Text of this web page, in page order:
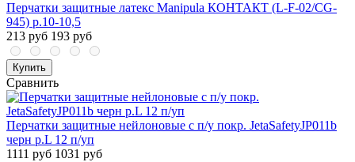
Перчатки защитные латекс Manipula КОНТАКТ (L-F-02/CG-
945) р.10-10,5
213 руб 193 руб
Купить
Сравнить
Перчатки защитные нейлоновые с п/у покр. JetaSafetyJP011b
черн р.L 12 п/уп
1111 руб 1031 руб